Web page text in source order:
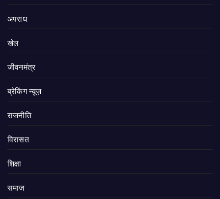
अपराध
खेल
जीवनमंत्र
ब्रेकिंग न्यूज़
राजनीति
‍‍विरासत
शिक्षा
समाज